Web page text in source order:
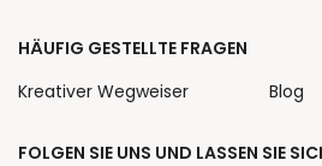
FOLGEN SIE UNS UND LASSEN SIE
HÄUFIG GESTELLTE FRAGEN
Kreativer Wegweiser
Blog